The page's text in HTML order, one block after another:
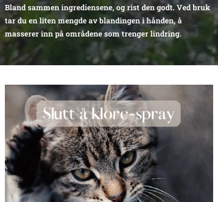
Bland sammen ingrediensene, og rist den godt. Ved bruk
tar du en liten mengde av blandingen i hånden, å
masserer inn på områdene som trenger lindring.